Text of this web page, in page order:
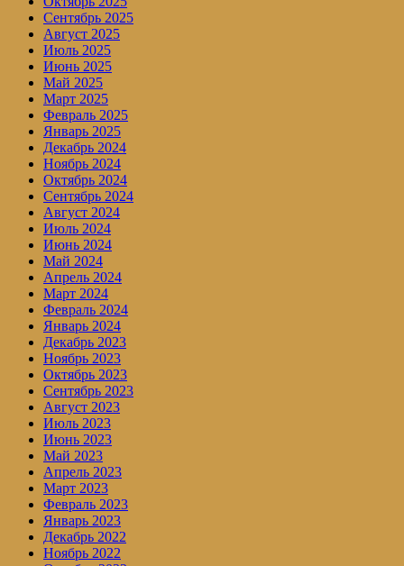
Сентябрь 2025
Август 2025
Июль 2025
Июнь 2025
Май 2025
Март 2025
Февраль 2025
Январь 2025
Декабрь 2024
Ноябрь 2024
Октябрь 2024
Сентябрь 2024
Август 2024
Июль 2024
Июнь 2024
Май 2024
Апрель 2024
Март 2024
Февраль 2024
Январь 2024
Декабрь 2023
Ноябрь 2023
Октябрь 2023
Сентябрь 2023
Август 2023
Июль 2023
Июнь 2023
Май 2023
Апрель 2023
Март 2023
Февраль 2023
Январь 2023
Декабрь 2022
Ноябрь 2022